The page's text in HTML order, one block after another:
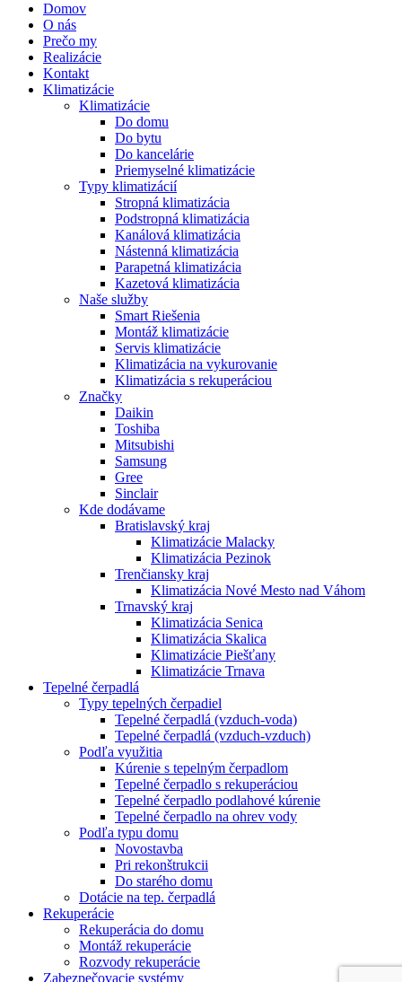
Domov
O nás
Prečo my
Realizácie
Kontakt
Klimatizácie
Klimatizácie
Do domu
Do bytu
Do kancelárie
Priemyselné klimatizácie
Typy klimatizácií
Stropná klimatizácia
Podstropná klimatizácia
Kanálová klimatizácia
Nástenná klimatizácia
Parapetná klimatizácia
Kazetová klimatizácia
Naše služby
Smart Riešenia
Montáž klimatizácie
Servis klimatizácie
Klimatizácia na vykurovanie
Klimatizácia s rekuperáciou
Značky
Daikin
Toshiba
Mitsubishi
Samsung
Gree
Sinclair
Kde dodávame
Bratislavský kraj
Klimatizácie Malacky
Klimatizácia Pezinok
Trenčiansky kraj
Klimatizácia Nové Mesto nad Váhom
Trnavský kraj
Klimatizácia Senica
Klimatizácia Skalica
Klimatizácie Piešťany
Klimatizácie Trnava
Tepelné čerpadlá
Typy tepelných čerpadiel
Tepelné čerpadlá (vzduch-voda)
Tepelné čerpadlá (vzduch-vzduch)
Podľa využitia
Kúrenie s tepelným čerpadlom
Tepelné čerpadlo s rekuperáciou
Tepelné čerpadlo podlahové kúrenie
Tepelné čerpadlo na ohrev vody
Podľa typu domu
Novostavba
Pri rekonštrukcii
Do starého domu
Dotácie na tep. čerpadlá
Rekuperácie
Rekuperácia do domu
Montáž rekuperácie
Rozvody rekuperácie
Zabezpečovacie systémy